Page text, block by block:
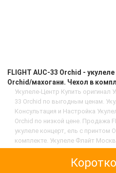
FLIGHT AUC-33 Orchid -
Orchid/махогани. Чехол в
Укулеле-Центр Купить оригинал
33 Orchid по выгодным ценам.
Консультация и Настройка
Orchid по низкой цене. Продажа
укулеле концерт, ель с принтом
комплекте. Укулеле Флайт